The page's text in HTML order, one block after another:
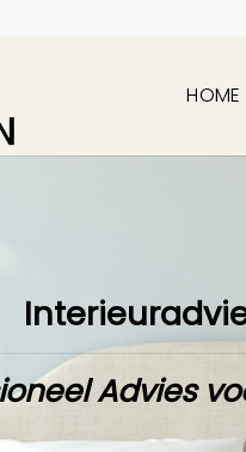
HOME
Advies